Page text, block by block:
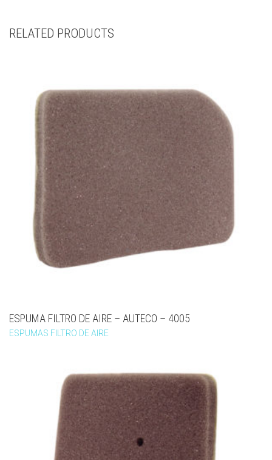
RELATED PRODUCTS
ESPUMA FILTRO DE AIRE – AUTECO – 4005
ESPUMAS FILTRO DE AIRE